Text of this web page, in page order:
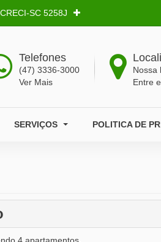
CRECI-SC 5258J
Telefones
(47) 3336-3000
Ver Mais
Nossa
Entre
SERVIÇOS POLITICA DE